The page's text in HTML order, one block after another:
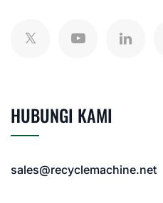
HUBUNGI KAMI
sales@recyclemachine.net